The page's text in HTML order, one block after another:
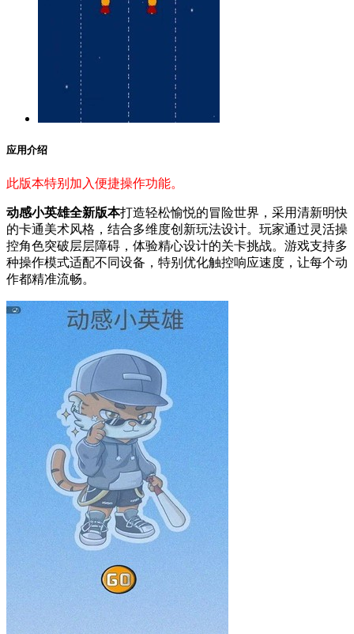
应用介绍
此版本特别加入便捷操作功能。
动感小英雄全新版本打造轻松愉悦的冒险世界，采用清新明快
的卡通美术风格，结合多维度创新玩法设计。玩家通过灵活操
控角色突破层层障碍，体验精心设计的关卡挑战。游戏支持多
种操作模式适配不同设备，特别优化触控响应速度，让每个动
作都精准流畅。